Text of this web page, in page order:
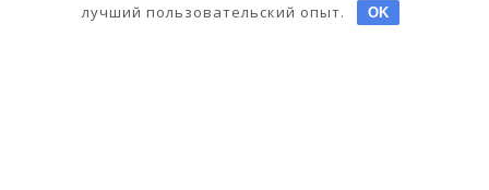
лучший пользовательский опыт.
OK